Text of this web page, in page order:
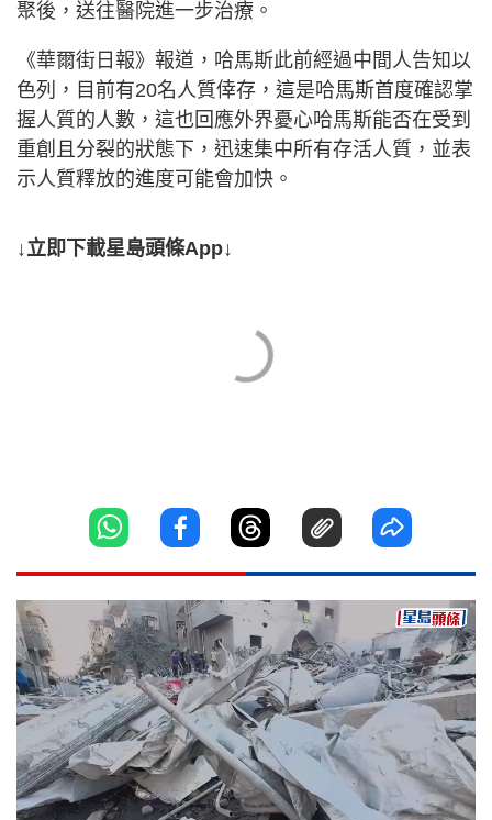
聚後，送往醫院進一步治療。
《華爾街日報》報道，哈馬斯此前經過中間人告知以
色列，目前有20名人質倖存，這是哈馬斯首度確認掌
握人質的人數，這也回應外界憂心哈馬斯能否在受到
重創且分裂的狀態下，迅速集中所有存活人質，並表
示人質釋放的進度可能會加快。
↓立即下載星島頭條App↓